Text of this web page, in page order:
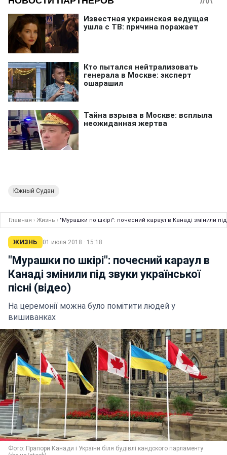
Южный Судан
Главная › Жизнь › "Мурашки по шкірі": почесний караул в Канаді змінили під
ЖИЗНЬ 01 июля 2018 · 15:18
"Мурашки по шкірі": почесний караул в
Канаді змінили під звуки української
пісні (відео)
На церемонії можна було помітити людей у
вишиванках
Фото: Прапори Канади і України біля будівлі кандского парламенту